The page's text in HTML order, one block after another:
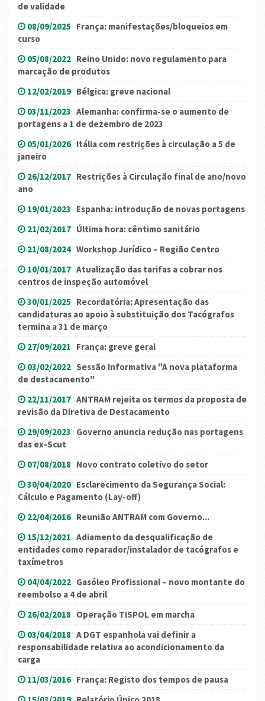
de validade
08/09/2025 França: manifestações/bloqueios em
curso
05/08/2022 Reino Unido: novo regulamento para
marcação de produtos
12/02/2019 Bélgica: greve nacional
03/11/2023 Alemanha: confirma-se o aumento de
portagens a 1 de dezembro de 2023
05/01/2026 Itália com restrições à circulação a 5 de
janeiro
26/12/2017 Restrições à Circulação final de ano/novo
ano
19/01/2023 Espanha: introdução de novas portagens
21/02/2017 Última hora: cêntimo sanitário
21/08/2024 Workshop Jurídico – Região Centro
10/01/2017 Atualização das tarifas a cobrar nos
centros de inspeção automóvel
30/01/2025 Recordatória: Apresentação das
candidaturas ao apoio à substituição dos Tacógrafos
termina a 31 de março
27/09/2021 França: greve geral
03/02/2022 Sessão Informativa "A nova plataforma
de destacamento"
22/11/2017 ANTRAM rejeita os termos da proposta de
revisão da Diretiva de Destacamento
29/09/2023 Governo anuncia redução nas portagens
das ex-Scut
07/08/2018 Novo contrato coletivo do setor
30/04/2020 Esclarecimento da Segurança Social:
Cálculo e Pagamento (Lay-off)
22/04/2016 Reunião ANTRAM com Governo...
15/12/2021 Adiamento da desqualificação de
entidades como reparador/instalador de tacógrafos e
taxímetros
04/04/2022 Gasóleo Profissional – novo montante do
reembolso a 4 de abril
26/02/2018 Operação TISPOL em marcha
03/04/2018 A DGT espanhola vai definir a
responsabilidade relativa ao acondicionamento da
carga
11/03/2016 França: Registo dos tempos de pausa